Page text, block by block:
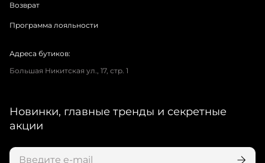
Возврат
Программа лояльности
Адреса бутиков:
Большая Никитская ул., 17, стр. 1
Новинки, главные тренды и секретные
акции